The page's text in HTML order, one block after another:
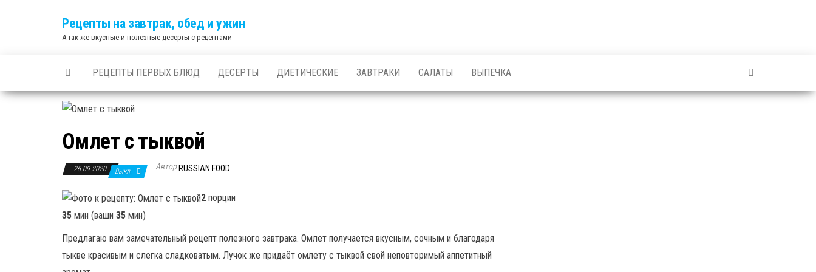
Рецепты на завтрак, обед и ужин
А так же вкусные и полезные десерты с рецептами
РЕЦЕПТЫ ПЕРВЫХ БЛЮД ДЕСЕРТЫ ДИЕТИЧЕСКИЕ ЗАВТРАКИ САЛАТЫ ВЫПЕЧКА
Омлет с тыквой
26.09.2020 Выкл. Автор RUSSIAN FOOD
2 порции
35 мин (ваши 35 мин)
Предлагаю вам замечательный рецепт полезного завтрака. Омлет получается вкусным, сочным и благодаря
тыкве красивым и слегка сладковатым. Лучок же придаёт омлету с тыквой свой неповторимый аппетитный